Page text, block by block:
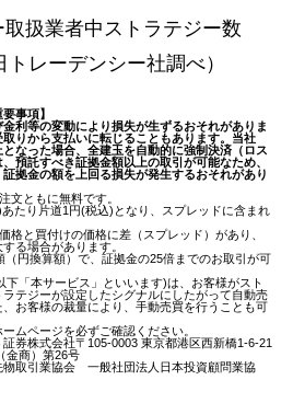
扱業者中ストラテジー数
レーデンシー社調べ）
事項】
利等の変動により損失が生ずるおそれがありま
りから支払いに転じることもあります。当社
なった場合、全建玉を自動的に強制決済（ロス
預託すべき証拠金額以上の取引が可能なため、
拠金の額を上回る損失が発生するおそれがあり
文ともに無料です。
たり片道1円(税込)となり、スプレッドに含まれ
格と買付けの価格に差（スプレッド）があり、
る場合があります。
円換算額）で、証拠金の25倍までのお取引が可
「本サービス」といいます)は、お客様がスト
テジーが設定したシグナルにしたがって自動売
お客様の裁量により、手動売買を行うことも可
ムページを必ずご確認ください。
証券株式会社〒105-0003 東京都港区西新橋1-6-21
金商）第26号
物取引業協会 一般社団法人日本投資顧問業協